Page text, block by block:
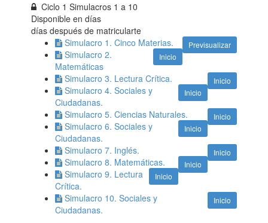
Ciclo 1 Simulacros 1 a 10
Disponible endías
días después de matricularte
Previsualizar
Simulacro 1. Cinco Materias.
Inicio
Simulacro 2.
Matemáticas
Inicio
Simulacro 3. Lectura Crítica.
Inicio
Simulacro 4. Sociales y
Ciudadanas.
Inicio
Simulacro 5. Ciencias Naturales.
Inicio
Simulacro 6. Sociales y
Ciudadanas.
Inicio
Simulacro 7. Inglés.
Inicio
Simulacro 8. Matemáticas.
Inicio
Simulacro 9. Lectura
Crítica.
Inicio
Simulacro 10. Sociales y
Ciudadanas.